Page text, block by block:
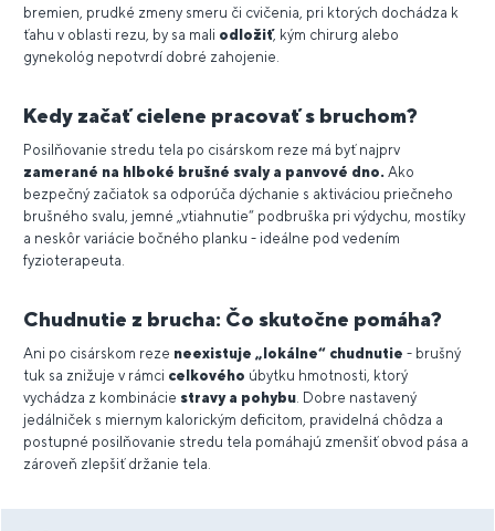
bremien, prudké zmeny smeru či cvičenia, pri ktorých dochádza k
ťahu v oblasti rezu, by sa mali odložiť, kým chirurg alebo
gynekológ nepotvrdí dobré zahojenie.
Kedy začať cielene pracovať s bruchom?
Posilňovanie stredu tela po cisárskom reze má byť najprv
zamerané na hlboké brušné svaly a panvové dno. Ako
bezpečný začiatok sa odporúča dýchanie s aktiváciou priečneho
brušného svalu, jemné „vtiahnutie“ podbruška pri výdychu, mostíky
a neskôr variácie bočného planku - ideálne pod vedením
fyzioterapeuta.
Chudnutie z brucha: Čo skutočne pomáha?
Ani po cisárskom reze neexistuje „lokálne“ chudnutie - brušný
tuk sa znižuje v rámci celkového úbytku hmotnosti, ktorý
vychádza z kombinácie stravy a pohybu . Dobre nastavený
jedálniček s miernym kalorickým deficitom, pravidelná chôdza a
postupné posilňovanie stredu tela pomáhajú zmenšiť obvod pása a
zároveň zlepšiť držanie tela.